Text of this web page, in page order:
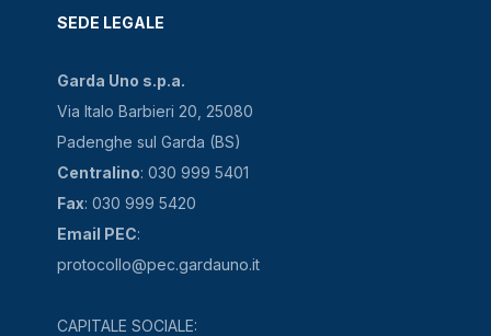
SEDE LEGALE
Garda Uno s.p.a.
Via Italo Barbieri 20, 25080
Padenghe sul Garda (BS)
Centralino: 030 999 5401
Fax: 030 999 5420
Email PEC:
protocollo@pec.gardauno.it
CAPITALE SOCIALE: